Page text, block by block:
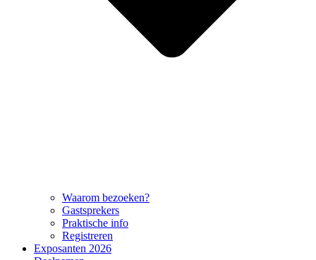
Waarom bezoeken?
Gastsprekers
Praktische info
Registreren
Exposanten 2026